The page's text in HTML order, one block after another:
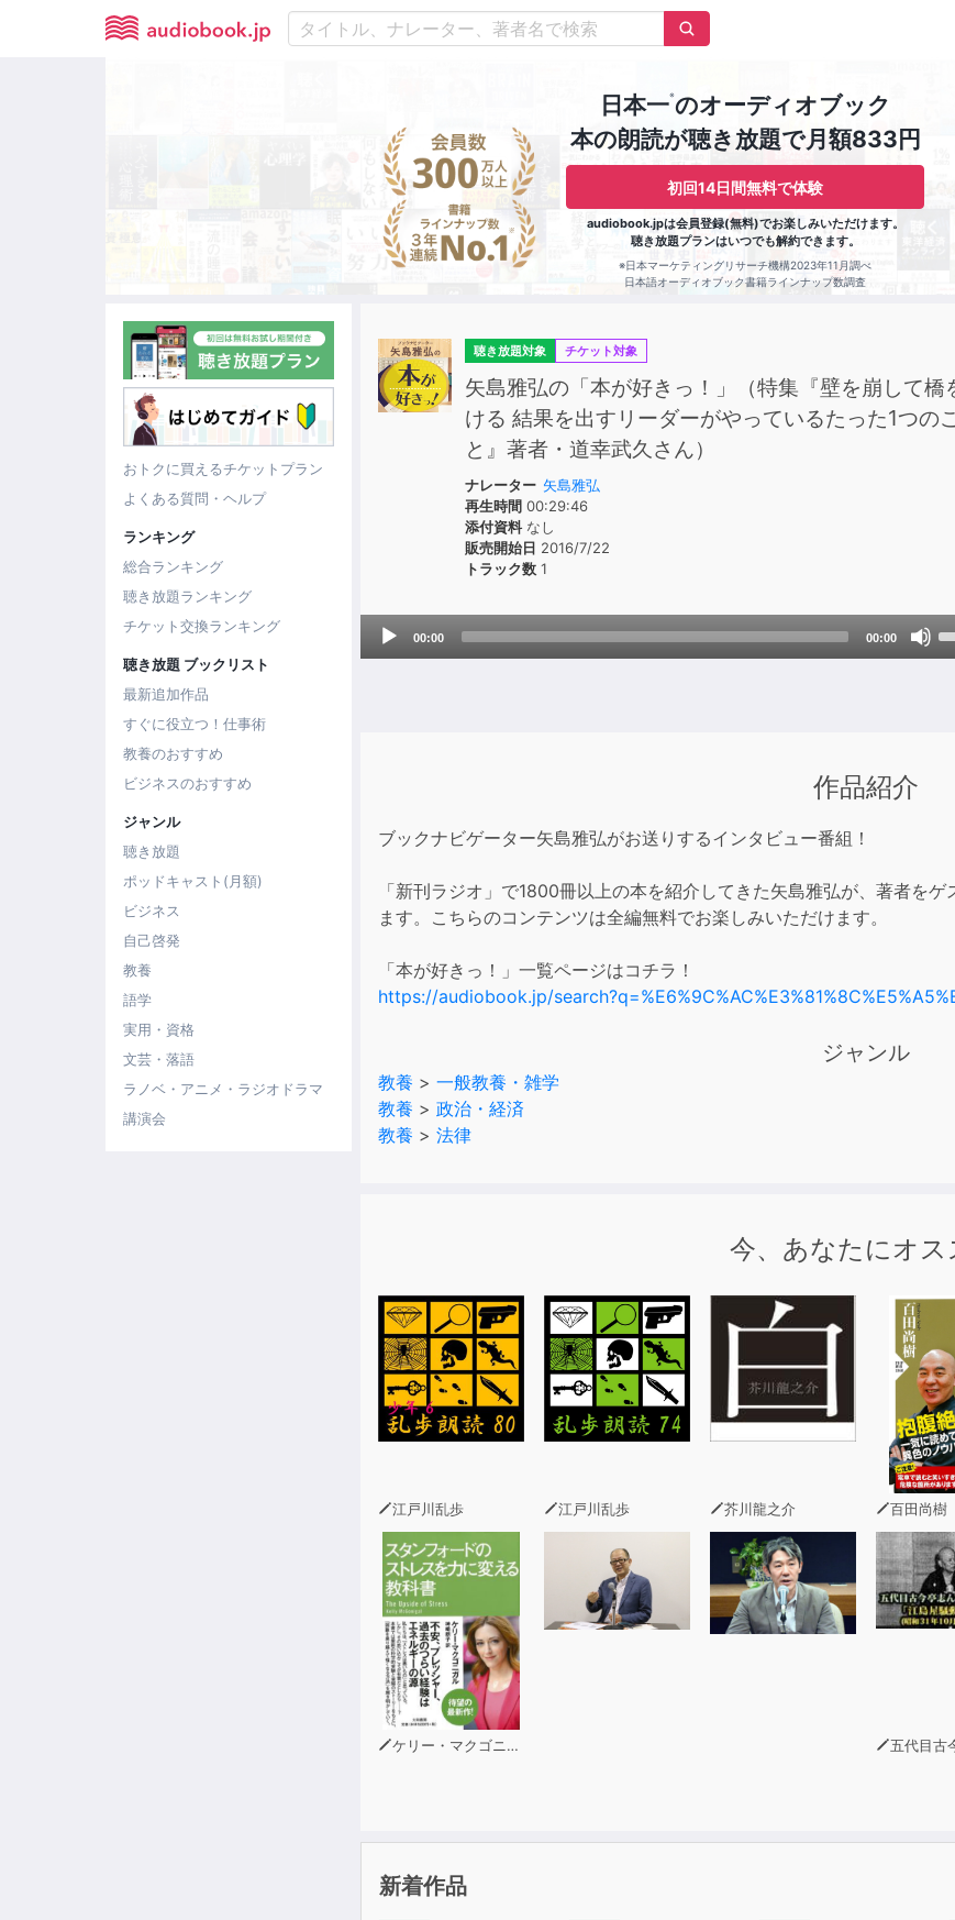
日本一※のオーディオブック
本の朗読が聴き放題で月額833円
初回14日間無料で体験
audiobook.jpは会員登録(無料)でお楽しみいただけます。
聴き放題プランはいつでも解約できます。
※日本マーケティングリサーチ機構2023年11月調べ
日本語オーディオブック書籍ラインナップ数調査
おトクに買えるチケットプラン
よくある質問・ヘルプ
ランキング
総合ランキング
聴き放題ランキング
チケット交換ランキング
聴き放題 ブックリスト
最新追加作品
すぐに役立つ！仕事術
教養のおすすめ
ビジネスのおすすめ
ジャンル
聴き放題
ポッドキャスト(月額)
ビジネス
自己啓発
教養
語学
実用・資格
文芸・落語
ラノベ・アニメ・ラジオドラマ
講演会
聴き放題対象 チケット対象
矢島雅弘の「本が好きっ！」（特集『壁を崩して橋
ける 結果を出すリーダーがやっているたった1つのこ
と』著者・道幸武久さん）
ナレーター 矢島雅弘
再生時間00:29:46
添付資料なし
販売開始日 2016/7/22
トラック数1
Audio
00:00 00:00
作品紹介
ブックナビゲーター矢島雅弘がお送りするインタビュー番組！
「新刊ラジオ」で1800冊以上の本を紹介してきた矢島雅弘が、著者を
ます。こちらのコンテンツは全編無料でお楽しみいただけます。
「本が好きっ！」一覧ページはコチラ！
https://audiobook.jp/
ジャンル
教養 > 一般教養・雑学
教養 > 政治・経済
教養 > 法律
今、あなたにオス
江戸川乱歩 江戸川乱歩 芥川龍之介 百田尚樹
ケリー・マクゴニガル 五代目古
新着作品